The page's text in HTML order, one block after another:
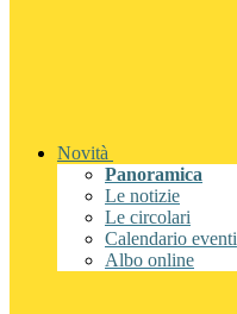
Novità
Panoramica
Le notizie
Le circolari
Calendario eventi
Albo online